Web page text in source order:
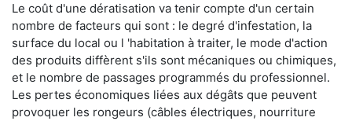
Le coût d'une dératisation va tenir compte d'un certain
nombre de facteurs qui sont : le degré d'infestation, la
surface du local ou l 'habitation à traiter, le mode d'action
des produits diffèrent s'ils sont mécaniques ou chimiques,
et le nombre de passages programmés du professionnel.
Les pertes économiques liées aux dégâts que peuvent
provoquer les rongeurs (câbles électriques, nourriture